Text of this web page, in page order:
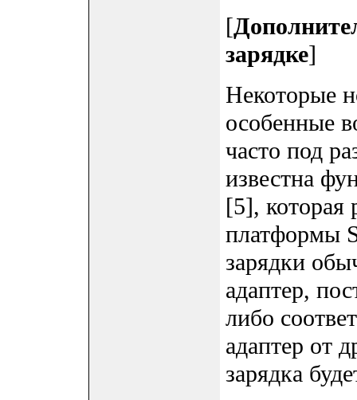
[
зарядке]
Некоторые
особенные
часто под
известна
[5], которая
платформы
зарядки
адаптер,
либо
адаптер от
зарядка